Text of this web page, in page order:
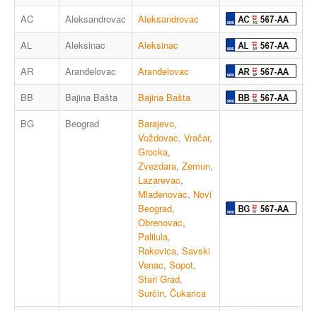
AC
Aleksandrovac
Aleksandrovac
AL
Aleksinac
Aleksinac
AR
Aranđelovac
Aranđelovac
BB
Bajina Bašta
Bajina Bašta
BG
Beograd Barajevo,
Voždovac, Vračar,
Grocka,
Zvezdara, Zemun,
Lazarevac,
Mladenovac, Novi
Beograd,
Obrenovac,
Palilula,
Rakovica, Savski
Venac, Sopot,
Stari Grad,
Surčin, Čukarica